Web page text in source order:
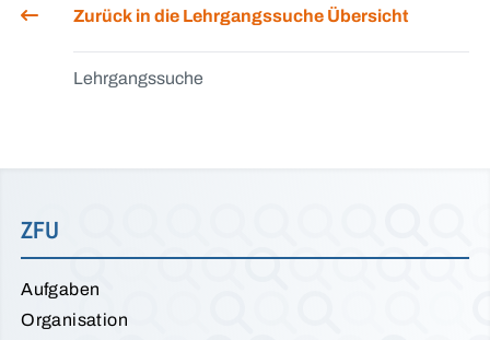
Zurück in die Lehrgangssuche Übersicht
Lehrgangssuche
ZFU
Aufgaben
Organisation